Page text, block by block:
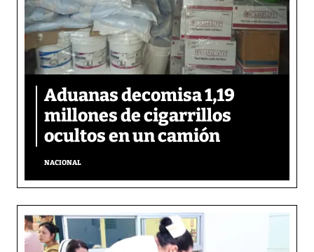
Aduanas decomisa 1,19
millones de cigarrillos
ocultos en un camión
NACIONAL